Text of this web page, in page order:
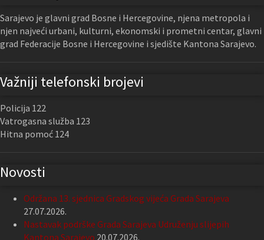
Sarajevo je glavni grad Bosne i Hercegovine, njena metropola i
njen najveći urbani, kulturni, ekonomski i prometni centar, glavni
grad Federacije Bosne i Hercegovine i sjedište Kantona Sarajevo.
Važniji telefonski brojevi
Policija 122
Vatrogasna služba 123
Hitna pomoć 124
Novosti
Održana 13. sjednica Gradskog vijeća Grada Sarajeva
27.07.2026.
Nastavak podrške Grada Sarajeva Udruženju slijepih
Kantona Sarajevo 20.07.2026.